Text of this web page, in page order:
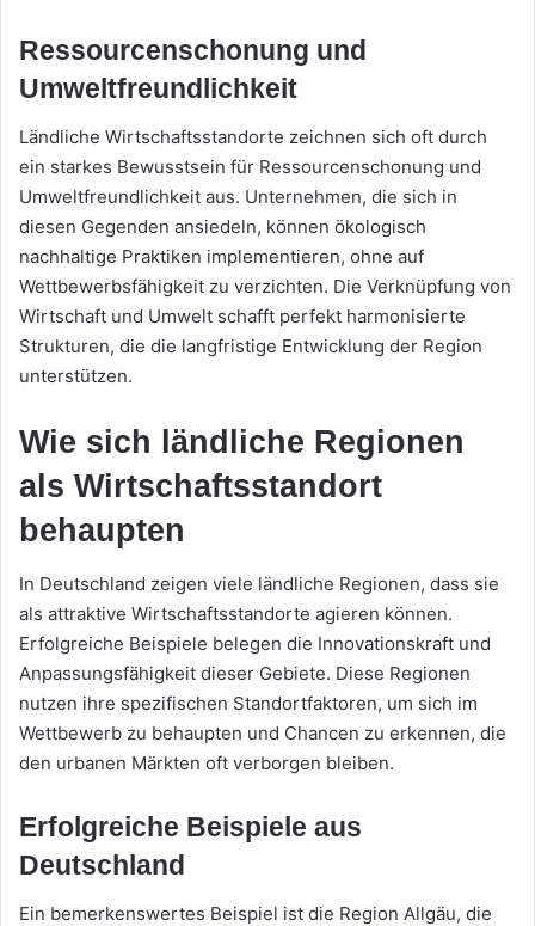
Ressourcenschonung und
Umweltfreundlichkeit
Ländliche Wirtschaftsstandorte zeichnen sich oft durch
ein starkes Bewusstsein für Ressourcenschonung und
Umweltfreundlichkeit aus. Unternehmen, die sich in
diesen Gegenden ansiedeln, können ökologisch
nachhaltige Praktiken implementieren, ohne auf
Wettbewerbsfähigkeit zu verzichten. Die Verknüpfung von
Wirtschaft und Umwelt schafft perfekt harmonisierte
Strukturen, die die langfristige Entwicklung der Region
unterstützen.
Wie sich ländliche Regionen
als Wirtschaftsstandort
behaupten
In Deutschland zeigen viele ländliche Regionen, dass sie
als attraktive Wirtschaftsstandorte agieren können.
Erfolgreiche Beispiele belegen die Innovationskraft und
Anpassungsfähigkeit dieser Gebiete. Diese Regionen
nutzen ihre spezifischen Standortfaktoren, um sich im
Wettbewerb zu behaupten und Chancen zu erkennen, die
den urbanen Märkten oft verborgen bleiben.
Erfolgreiche Beispiele aus
Deutschland
Ein bemerkenswertes Beispiel ist die Region Allgäu, die